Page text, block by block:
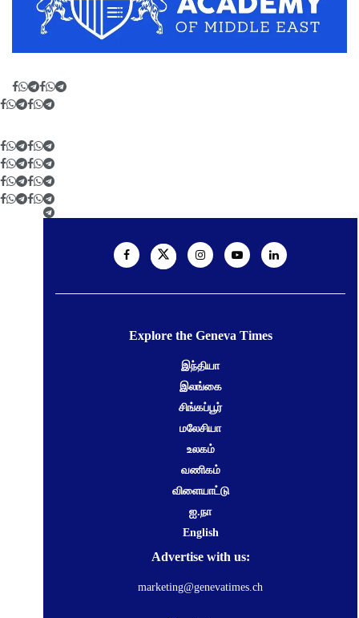
Explore the Geneva Times
இந்தியா
இலங்கை
சிங்கப்பூர்
மலேசியா
உலகம்
வணிகம்
விளையாட்டு
ஐ.நா
English
Advertise with us:
marketing@genevatimes.ch